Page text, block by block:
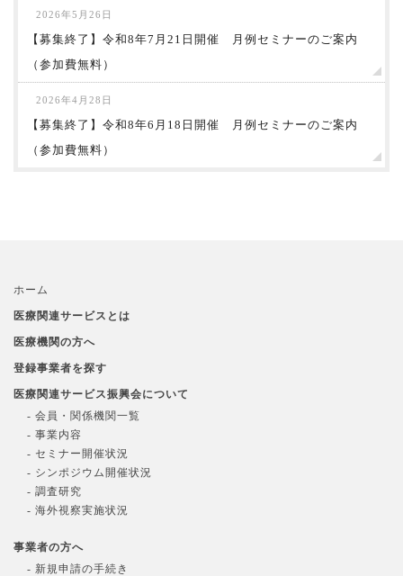
2026年5月26日
【募集終了】令和8年7月21日開催 月例セミナーのご案内
（参加費無料）
2026年4月28日
【募集終了】令和8年6月18日開催 月例セミナーのご案内
（参加費無料）
ホーム
医療関連サービスとは
医療機関の方へ
登録事業者を探す
医療関連サービス振興会について
- 会員・関係機関一覧
- 事業内容
- セミナー開催状況
- シンポジウム開催状況
- 調査研究
- 海外視察実施状況
事業者の方へ
- 新規申請の手続き